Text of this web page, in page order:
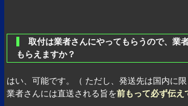
取付は業者さんにやってもらうので、業者さんへ直送して
もらえますか？
はい、可能です。（ ただし、発送先は国内に限
業者さんには直送される旨を前もって必ず伝え